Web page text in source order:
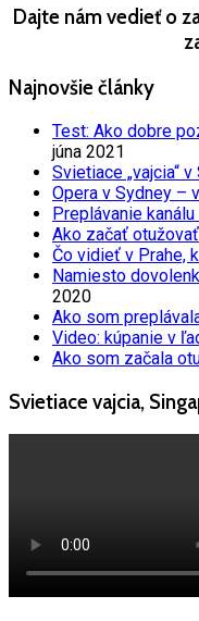
Dajte nám vedieť o
Najnovšie články
Test: Ako dobre
júna 2021
Svietiace „vajcia“
Opera v Sydney –
Preplávanie
Ako začať otužovať
Čo vidieť v Prahe,
Namiesto
2020
Ako som
Video: kúpanie v
Ako som začala
Svietiace vajcia,